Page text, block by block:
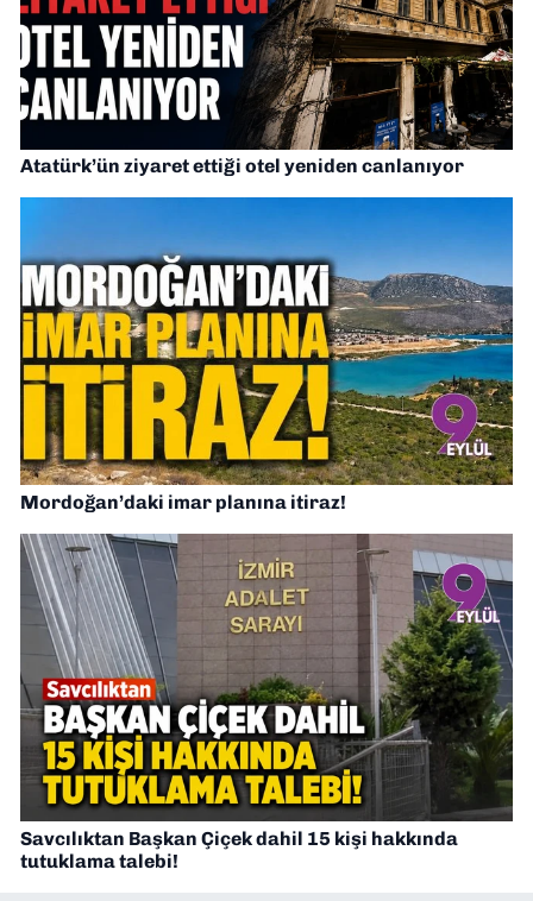
Atatürk’ün ziyaret ettiği otel yeniden canlanıyor
Mordoğan’daki imar planına itiraz!
Savcılıktan Başkan Çiçek dahil 15 kişi hakkında
tutuklama talebi!